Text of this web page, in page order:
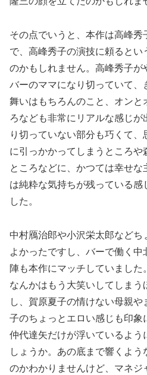
その点でいうと、本作は高峰秀
で、高峰秀子の演技に頼るとい
のかもしれません。高峰秀子が
バーのママになり切っていて、
舞いはもちろんのこと、オンと
ろなども非常にリアルな感じ
り切っていない部分も巧くて
に引っかかってしまうところや
ところなどに、かつては幸せな
は純粋な気持ちが残っている感
した。
中村鴈治郎や小沢栄太郎などち
よかったですし、バーで働く
陣も本作にマッチしていまし
なんかはもう大笑いしてしまう
し、賀原夏子の情けない母親
子のちょっとエロい感じも印
仲代達矢だけが浮いているよ
しょうか。あの底まで響くよ
のかわかりませんけど、マネジ